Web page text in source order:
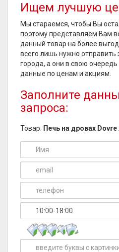
Ищем лучшую
Мы стараемся, чтобы Вы
поэтому представляем Вам
данный товар на более
всего лишь нужно отправить
города, а они в свою
данные по ценам и акциям.
Заполните
запроса:
Товар: Печь на дровах Dovre